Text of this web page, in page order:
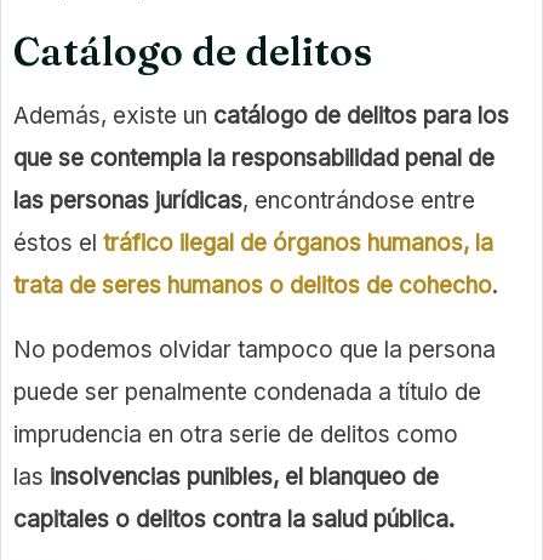
Catálogo de delitos
Además, existe un catálogo de delitos para los
que se contempla la responsabilidad penal de
las personas jurídicas, encontrándose entre
éstos el tráfico ilegal de órganos humanos, la
trata de seres humanos o delitos de cohecho.
No podemos olvidar tampoco que la persona
puede ser penalmente condenada a título de
imprudencia en otra serie de delitos como
las insolvencias punibles, el blanqueo de
capitales o delitos contra la salud pública.